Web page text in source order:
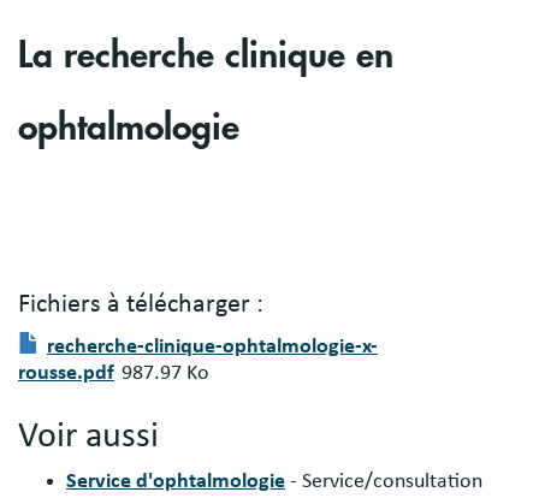
La recherche clinique en
ophtalmologie
Fichiers à télécharger :
Fichier(s)
à
:
Document
recherche-clinique-ophtalmologie-x-
rousse.pdf 987.97 Ko
Voir aussi
Service d'ophtalmologie - Service/consultation